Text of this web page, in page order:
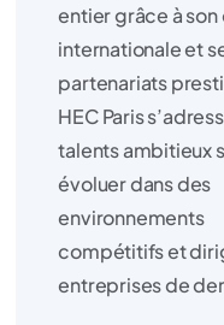
entier grâce à
internationale et
partenariats
HEC Paris
talents ambitieux
évoluer dans des
environnements
compétitifs et
entreprises de